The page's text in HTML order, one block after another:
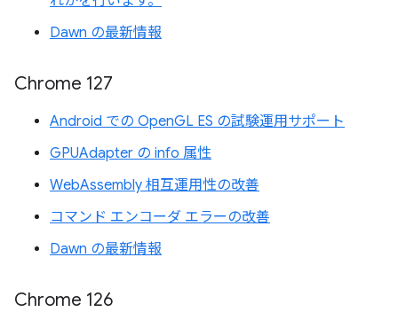
Dawn の最新情報
Chrome 127
Android での OpenGL ES の試験運用サポート
GPUAdapter の info 属性
WebAssembly 相互運用性の改善
コマンド エンコーダ エラーの改善
Dawn の最新情報
Chrome 126